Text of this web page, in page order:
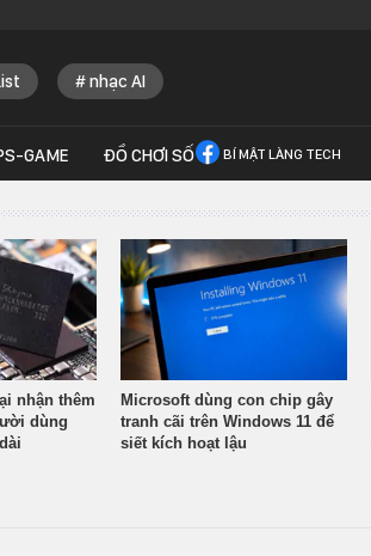
nhạc AI
GAME ĐỒ CHƠI SỐ BÍ MẬT LÀNG TECH
nhận thêm
dùng
Microsoft dùng con chip gây
tranh cãi trên Windows 11 để
siết kích hoạt lậu